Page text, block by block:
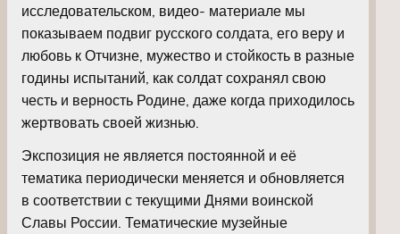
исследовательском, видео- материале мы
показываем подвиг русского солдата, его веру и
любовь к Отчизне, мужество и стойкость в разные
годины испытаний, как солдат сохранял свою
честь и верность Родине, даже когда приходилось
жертвовать своей жизнью.
Экспозиция не является постоянной и её
тематика периодически меняется и обновляется
в соответствии с текущими Днями воинской
Славы России. Тематические музейные